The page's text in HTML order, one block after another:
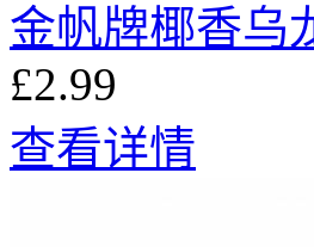
金帆牌椰香乌
£2.99
查看详情